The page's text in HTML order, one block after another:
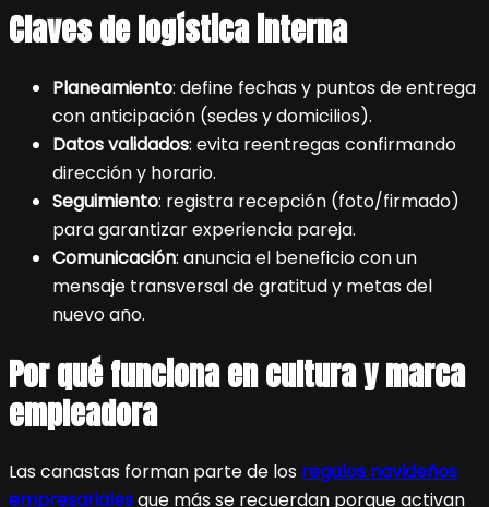
Claves de logística interna
Planeamiento: define fechas y puntos de entrega
con anticipación (sedes y domicilios).
Datos validados: evita reentregas confirmando
dirección y horario.
Seguimiento: registra recepción (foto/firmado)
para garantizar experiencia pareja.
Comunicación: anuncia el beneficio con un
mensaje transversal de gratitud y metas del
nuevo año.
Por qué funciona en cultura y marca
empleadora
Las canastas forman parte de los regalos navideños
empresarialesque más se recuerdan porque activan